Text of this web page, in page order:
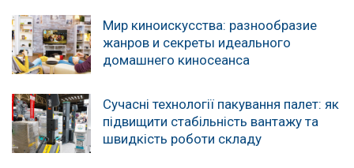
Мир киноискусства: разнообразие
жанров и секреты идеального
домашнего киносеанса
Сучасні технології пакування палет: як
підвищити стабільність вантажу та
швидкість роботи складу